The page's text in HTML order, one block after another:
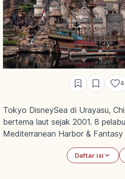
4
Tokyo DisneySea di Urayasu,
bertema laut sejak 2001. 8
Mediterranean Harbor &
Daftar isi